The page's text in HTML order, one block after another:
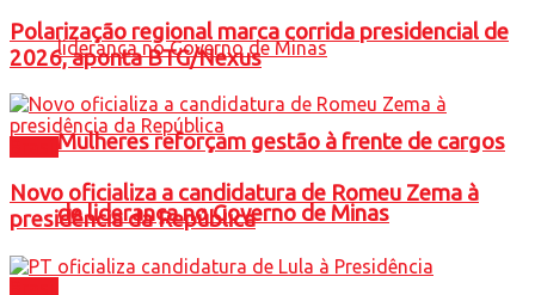
Mulheres reforçam gestão à frente de cargos
de liderança no Governo de Minas
Polarização regional marca corrida presidencial de
2026, aponta BTG/Nexus
Novo oficializa a candidatura de Romeu Zema à
presidência da República